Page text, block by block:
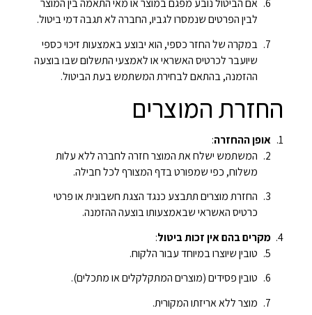
אם הביטול נובע מפגם במוצר או מאי התאמה בין המוצר
לבין הפרטים שנמסרו לגביו, החברה לא תגבה דמי ביטול.
במקרה של החזר כספי, הוא יבוצע באמצעות זיכוי כספי
שיועבר לכרטיס האשראי או לאמצעי התשלום שבו בוצעה
ההזמנה, בהתאם לבחירת המשתמש בעת הביטול.
החזרת המוצרים
אופן ההחזרה:
המשתמש ישלח את המוצר חזרה לחברה ללא עלות
משלוח, כפי שמפורט בדף המצורף לכל חבילה.
החזרת מוצרים תתבצע כנגד הצגת חשבונית או פרטי
כרטיס האשראי שבאמצעותו בוצעה ההזמנה.
מקרים בהם אין זכות ביטול:
טובין שיוצרו במיוחד עבור הלקוח.
טובין פסידים (מוצרים המתקלקלים או מתכלים).
מוצר ללא אריזתו המקורית.